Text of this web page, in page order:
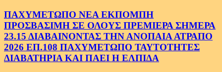
ΠΑΧΥΜΕΤΩΠΟ ΝΕΑ ΕΚΠΟΜΠΗ
ΠΡΟΣΒΑΣΙΜΗ ΣΕ ΟΛΟΥΣ ΠΡΕΜΙΕΡΑ ΣΗΜΕΡΑ
23.15 ΔΙΑΒΑΙΝΟΝΤΑΣ ΤΗΝ ΑΝΟΠΑΙΑ ΑΤΡΑΠΟ
2026 ΕΠ.108 ΠΑΧΥΜΕΤΩΠΟ ΤΑΥΤΟΤΗΤΕΣ
ΔΙΑΒΑΤΗΡΙΑ ΚΑΙ ΠΑΕΙ Η ΕΛΠΙΔΑ